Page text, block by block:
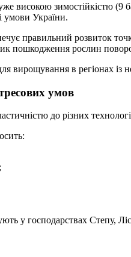
високою зимостійкістю (9
умови України.
правильний розвиток
пошкодження рослин
вирощування в регіонах із
умов
до різних
у господарствах Степу,